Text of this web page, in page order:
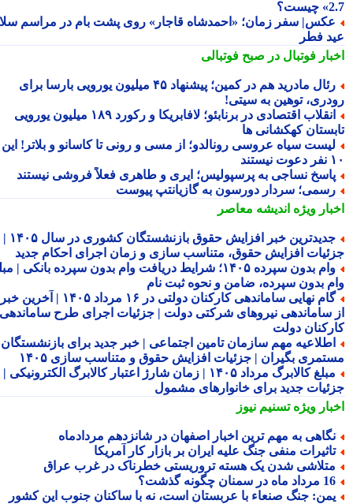
سفر زمان؛ «احمدشاه قاجار» روی پشت بام در مراسم سلام
فطر
فوتبال در صبح فوتبالی
رئال مادرید هم در کمین؛ پیشنهاد ۴۵ میلیون یورویی بارسا برای
توهین به سیتی!
انقلاب اقتصادی در برنابئو؛ لافابریکا و رکورد ۱۸۹ میلیون یورویی
کهکشانی ها
سیاه عروسی رونالدو؛ از مسی و رونی تا کاسانو و بلاتر! این
نساجی به پرسپولیس؛ ایری و طاهری فعلاً فروشی نیستند
سردار دورسون به گازیانتپ پیوست
ویژهاندیشه معاصر
جدیدترین خبر افزایش حقوق بازنشستگان کشوری در سال ۱۴۰۵ |
افزایش حقوق، متناسب سازی و زمان اجرای احکام جدید
وام بدون سپرده ۱۴۰۵؛ شرایط دریافت وام بدون سپرده بانکی | مبلغ
بدون سپرده، ضامن و نحوه ثبت نام
گام نهایی ساماندهی کارکنان دولتی در ۱۶ مرداد ۱۴۰۵ | آخرین خبر
ساماندهی نیروهای شرکتی دولت | جزئیات اجرای طرح ساماندهی
دولت
مهم سازمان تامین اجتماعی | خبر جدید برای بازنشستگان و
بگیران | جزئیات افزایش حقوق و متناسب سازی ۱۴۰۵
مبلغ کالابرگ مرداد ۱۴۰۵ | زمان شارژ اعتبار کالابرگ الکترونیکی |
جدید برای خانوارهای مشمول
ویژهتسنیم نیوز
به مهم ترین اخبار اصفهان در شانزدهم مردادماه
منفی جنگ علیه ایران بر بازار کار آمریکا
شدن یک هسته تروریستی خطرناک در غرب عراق
در سمنان چگونه گذشت؟
جنگ صنعاء با عربستان است، نه با ساکنان جنوب این کشور